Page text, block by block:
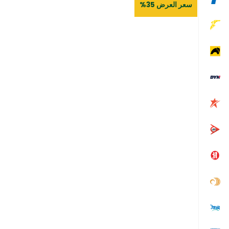
سعر العرض 35%